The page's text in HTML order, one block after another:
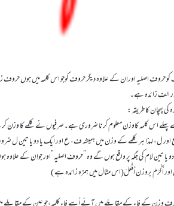
اصلیہ اوران کے علاوہ دیگر حروف کوجو اس کلمہ میں ہوں حروف
زائدہ ہے۔
پہچان کا طریقہ :
اس کلمہ کاوزن معلوم کرنا ضروری ہے۔صرفیوں نے کلمے کا وزن
ل، لہذا ہر کلمے کے وزن میں ہمیشہ ف، ع اور ایک یا دو یا تین
تین لام کی جگہ پر واقع ہوں گے وہ ”حروف اصلیہ”اور جواِن کے
أَکْرَمَ بروزن أَفْعَلَ(اس مثال میں ہمزہ زائدہ ہے )